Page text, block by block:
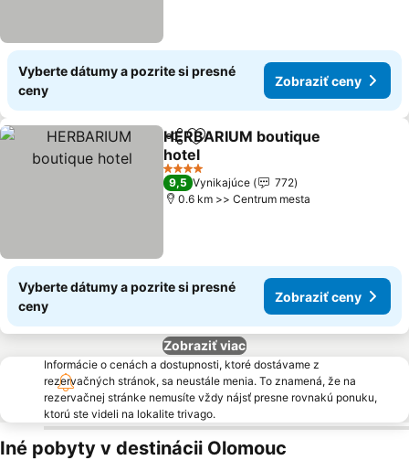
Vyberte dátumy a pozrite si presné
ceny
Zobraziť ceny
ZdieľaťPridať do obľúbených
HERBARIUM boutique
hotel
4 Počet hviezdičiek
9,5 Vynikajúce
772
0.6 km >> Centrum mesta
Vyberte dátumy a pozrite si presné
ceny
Zobraziť ceny
Zobraziť viac
Informácie o cenách a dostupnosti, ktoré dostávame z
rezervačných stránok, sa neustále menia. To znamená, že na
rezervačnej stránke nemusíte vždy nájsť presne rovnakú ponuku,
ktorú ste videli na lokalite trivago.
Iné pobyty v destinácii Olomouc